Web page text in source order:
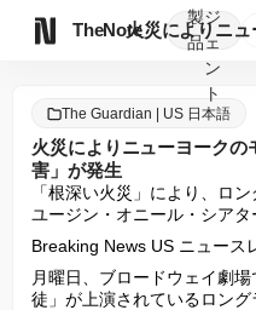
TheNote
製
品
ジ
ェ
ン
ト
The Guardian | US 日本語
火災によりニューヨーク
害」が発生
「根深い火災」により、ロ
ユージン・オニール・シアタ
Breaking News US ニュース
月曜日、ブロードウェイ劇
徒」が上演されているロン